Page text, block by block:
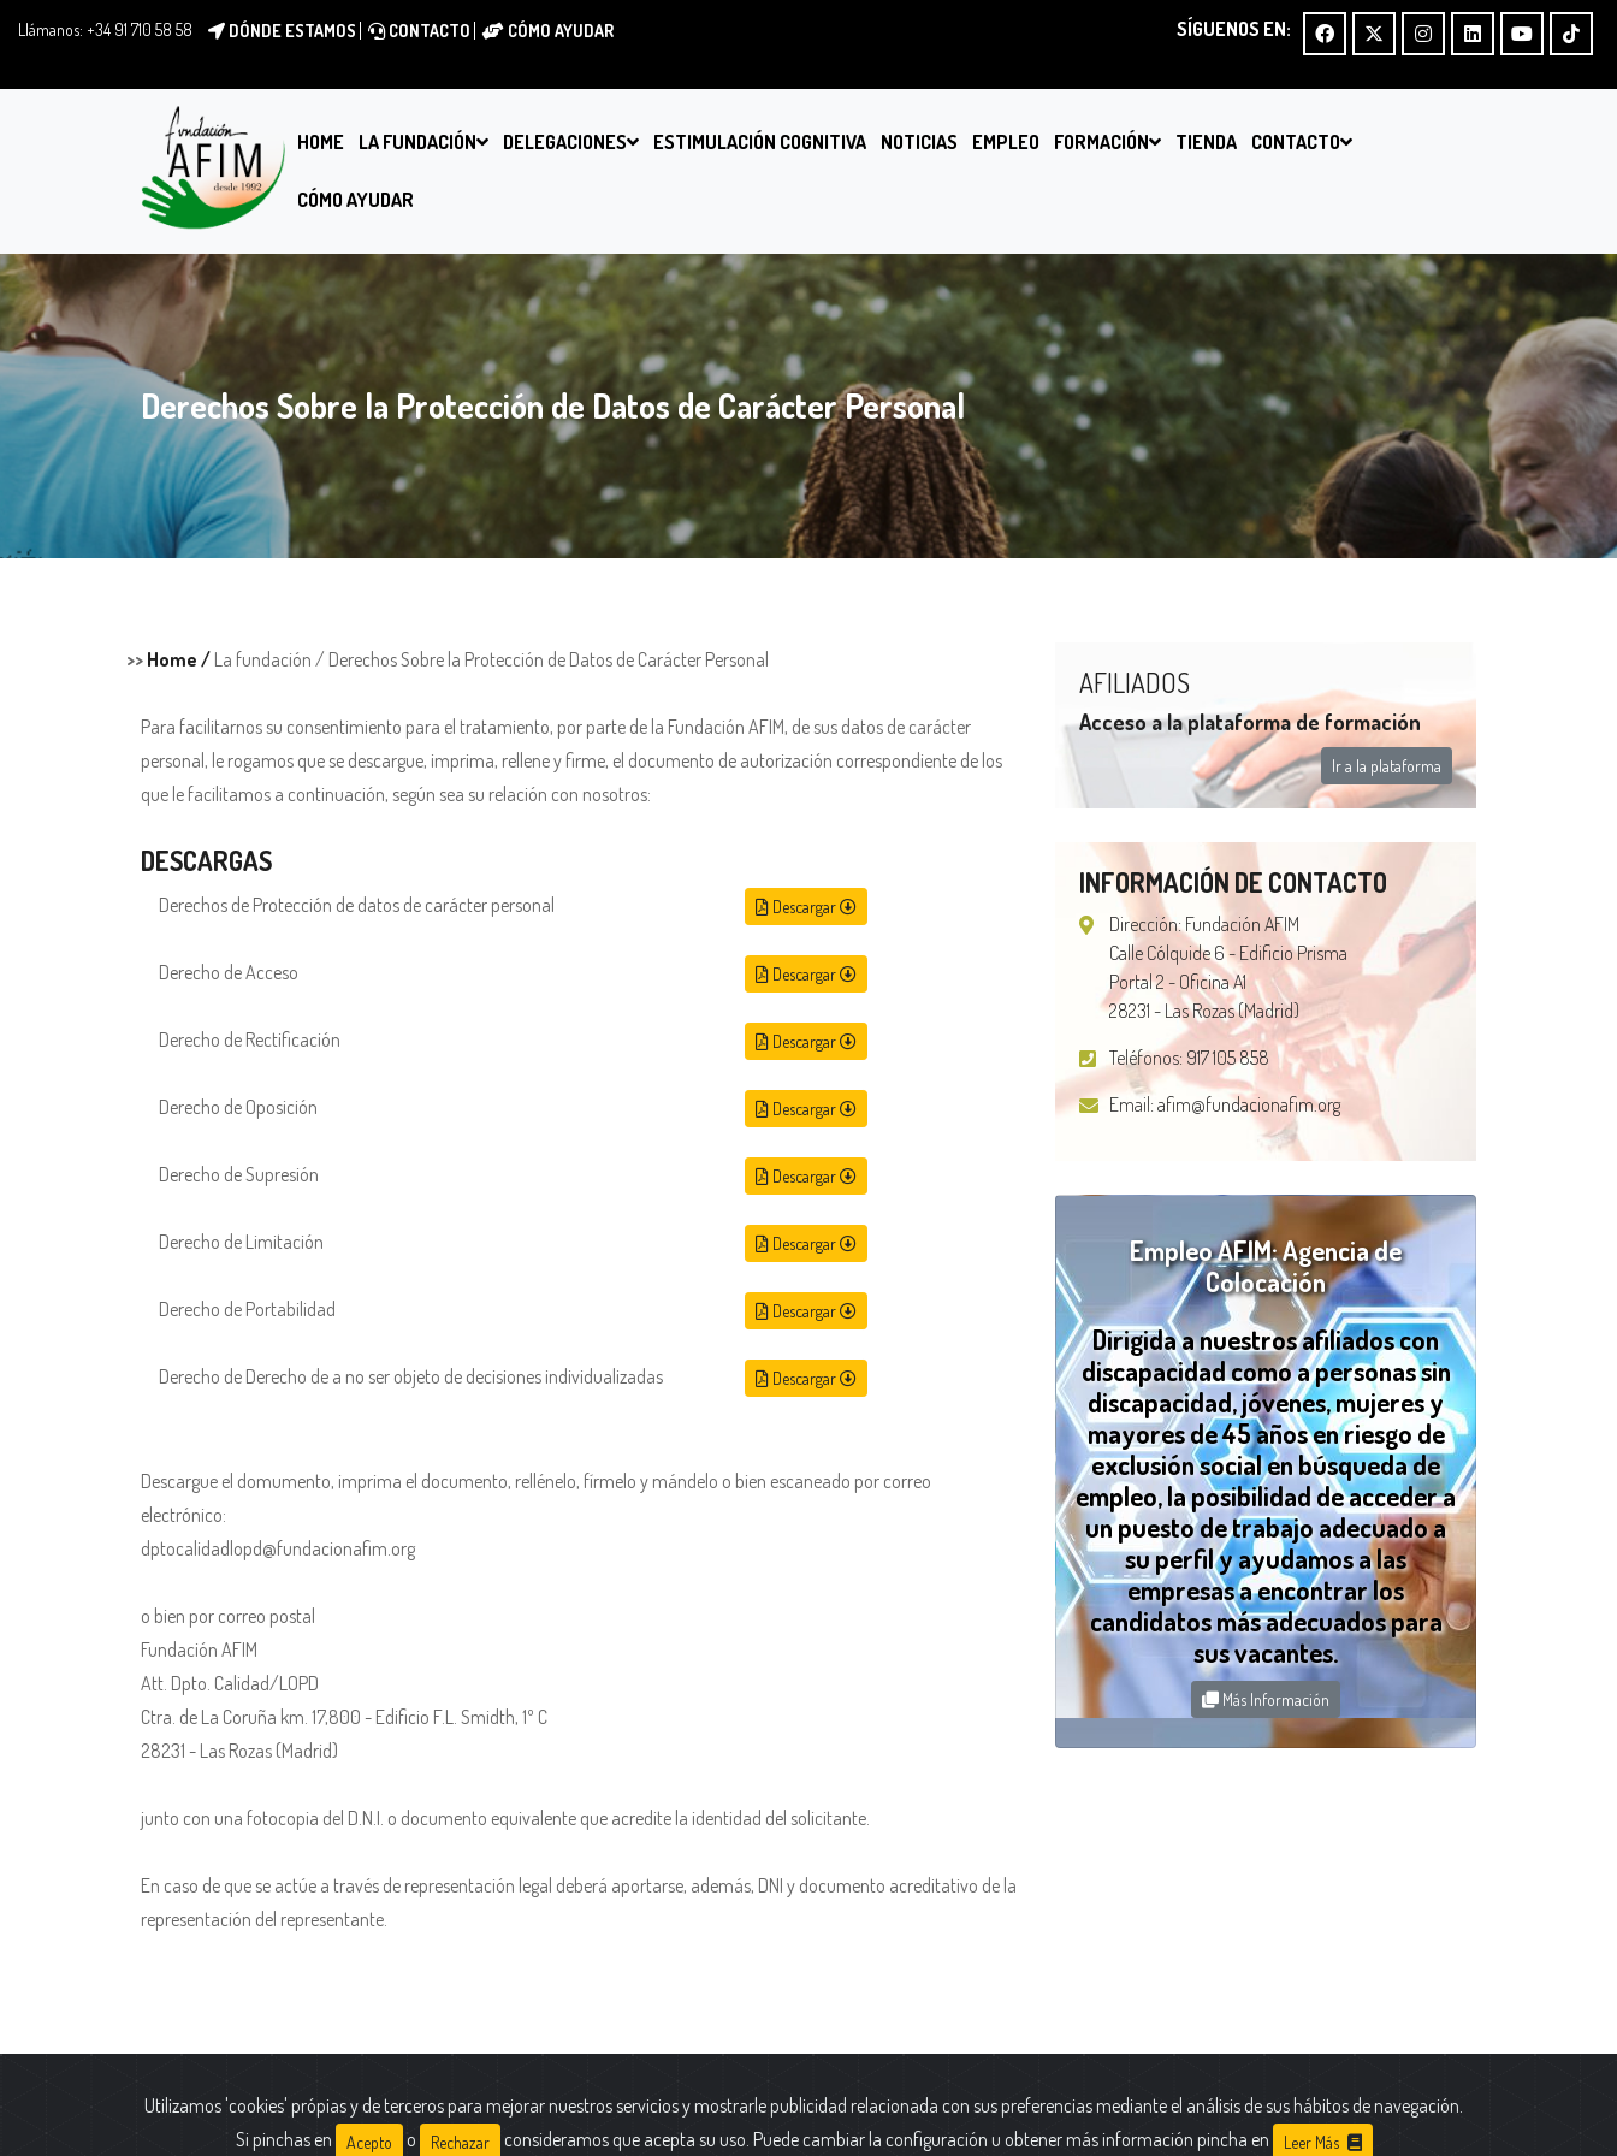
Llámanos: +34 91 710 58 58 DÓNDE ESTAMOS CONTACTO CÓMO AYUDAR SÍGUENOS EN:
HOME LA FUNDACIÓN DELEGACIONES ESTIMULACIÓN COGNITIVA NOTICIAS EMPLEO FORMACIÓN TIENDA CONTACTO
CÓMO AYUDAR
Derechos Sobre la Protección de Datos de Carácter Personal
>> Home / La fundación / Derechos Sobre la Protección de Datos de Carácter Personal
Para facilitarnos su consentimiento para el tratamiento, por parte de la Fundación AFIM, de sus datos de carácter
personal, le rogamos que se descargue, imprima, rellene y firme, el documento de autorización correspondiente de los
que le facilitamos a continuación, según sea su relación con nosotros:
DESCARGAS
Derechos de Protección de datos de carácter personal Descargar
Derecho de Acceso Descargar
Derecho de Rectificación Descargar
Derecho de Oposición Descargar
Derecho de Supresión Descargar
Derecho de Limitación Descargar
Derecho de Portabilidad Descargar
Derecho de Derecho de a no ser objeto de decisiones individualizadas Descargar
Descargue el domumento, imprima el documento, rellénelo, fírmelo y mándelo o bien escaneado por correo
electrónico:
dptocalidadlopd@fundacionafim.org
o bien por correo postal
Fundación AFIM
Att. Dpto. Calidad/LOPD
Ctra. de La Coruña km. 17,800 - Edificio F.L. Smidth, 1º C
28231 - Las Rozas (Madrid)
junto con una fotocopia del D.N.I. o documento equivalente que acredite la identidad del solicitante.
En caso de que se actúe a través de representación legal deberá aportarse, además, DNI y documento acreditativo de la
representación del representante.
AFILIADOS
Acceso a la plataforma de formación
Ir a la plataforma
INFORMACIÓN DE CONTACTO
Dirección: Fundación AFIM
Calle Cólquide 6 - Edificio Prisma
Portal 2 - Oficina A1
28231 - Las Rozas (Madrid)
Teléfonos: 917 105 858
Email: afim@fundacionafim.org
Empleo AFIM: Agencia de
Colocación
Dirigida a nuestros afiliados con
discapacidad como a personas sin
discapacidad, jóvenes, mujeres y
mayores de 45 años en riesgo de
exclusión social en búsqueda de
empleo, la posibilidad de acceder a
un puesto de trabajo adecuado a
su perfil y ayudamos a las
empresas a encontrar los
candidatos más adecuados para
sus vacantes.
Más Información
Utilizamos 'cookies' própias y de terceros para mejorar nuestros servicios y mostrarle publicidad relacionada con sus preferencias mediante el análisis de sus hábitos de navegación.
Si pinchas en
Acepto o Rechazar consideramos que acepta su uso. Puede cambiar la configuración u obtener más información pincha en Leer Más
Política y Protección de Datos |Datos
Identificativos |Canal Interno de
Fundación AFIM.
Calle Cólquide 6 - Edificio Prisma - Portal